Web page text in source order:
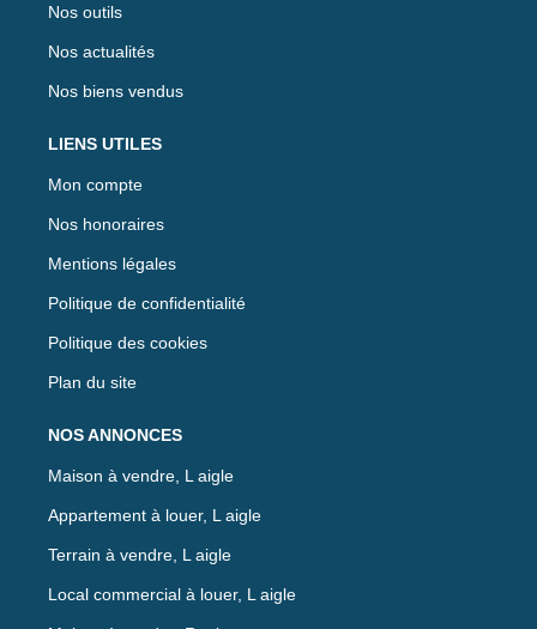
Nos outils
Nos actualités
Nos biens vendus
LIENS UTILES
Mon compte
Nos honoraires
Mentions légales
Politique de confidentialité
Politique des cookies
Plan du site
NOS ANNONCES
Maison à vendre, L aigle
Appartement à louer, L aigle
Terrain à vendre, L aigle
Local commercial à louer, L aigle